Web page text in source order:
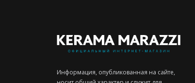
Информация, опубликованная на сайте,